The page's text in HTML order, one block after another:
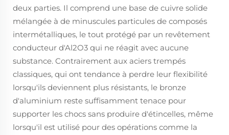
deux parties. Il comprend une base de cuivre solide
mélangée à de minuscules particules de composés
intermétalliques, le tout protégé par un revêtement
conducteur d'Al2O3 qui ne réagit avec aucune
substance. Contrairement aux aciers trempés
classiques, qui ont tendance à perdre leur flexibilité
lorsqu'ils deviennent plus résistants, le bronze
d'aluminium reste suffisamment tenace pour
supporter les chocs sans produire d'étincelles, même
lorsqu'il est utilisé pour des opérations comme la